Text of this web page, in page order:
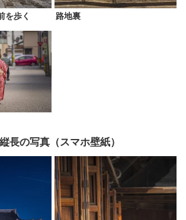
を歩く 路地裏
長の写真（スマホ壁紙）